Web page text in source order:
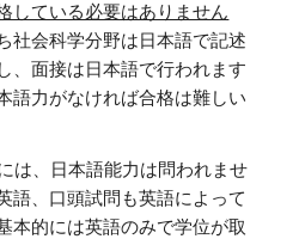
している必要はありません
社会科学分野は日本語で記述
、面接は日本語で行われます
語力がなければ合格は難しい
は、日本語能力は問われませ
語、口頭試問も英語によって
本的には英語のみで学位が取